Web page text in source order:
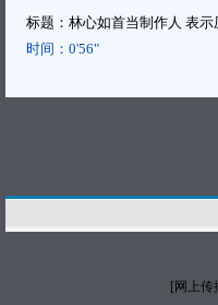
标题： 林心如首当制作人 表示
时间： 0'56"
[网上传